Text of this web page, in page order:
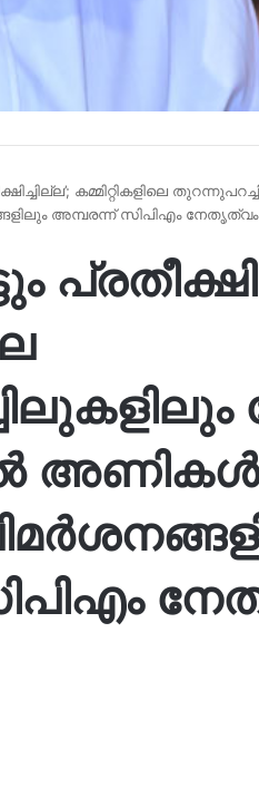
കമ്മിറ്റികളിലെ
അമ്പരന്ന് സിപിഎം നേതൃത്വം